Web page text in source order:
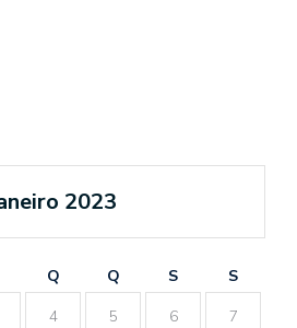
2023
Q Q S
S
4 5 6 7